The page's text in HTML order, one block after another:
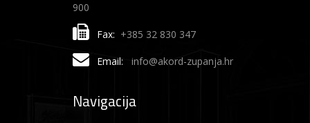
900
Fax: +385 32 830 347
Email: info@akord-zupanja.hr
Navigacija